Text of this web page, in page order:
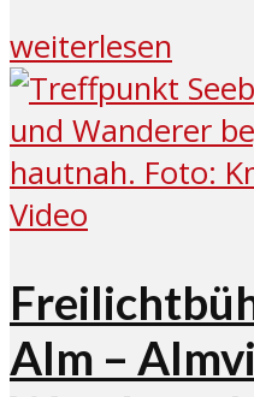
weiterlesen
Video
Alm –